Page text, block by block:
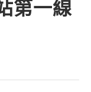
第一線